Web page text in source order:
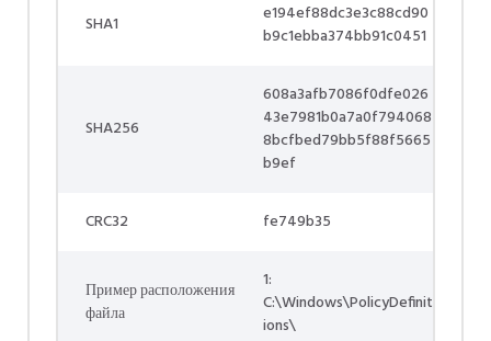
SHA1
e194ef88dc3e3c88cd90
b9c1ebba374bb91c0451
SHA256
608a3afb7086f0dfe026
43e7981b0a7a0f794068
8bcfbed79bb5f88f5665
b9ef
CRC32 fe749b35
Пример расположения
файла
1:
C:\Windows\PolicyDefinit
ions\